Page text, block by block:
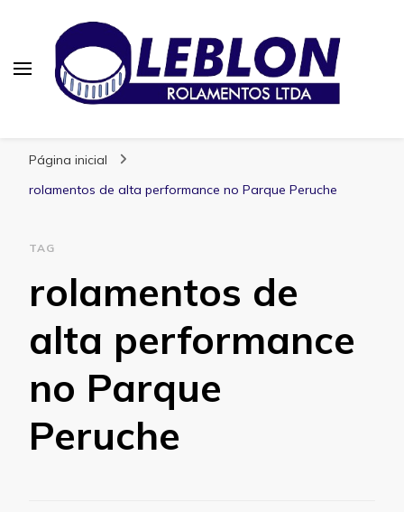
Página inicial
rolamentos de alta performance no Parque Peruche
TAG
rolamentos de
alta performance
no Parque
Peruche